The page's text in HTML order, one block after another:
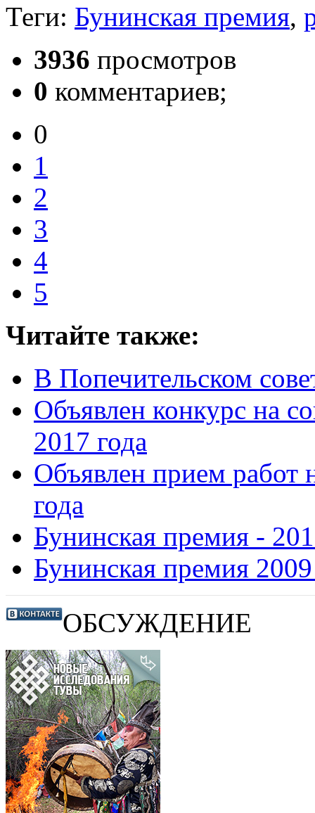
Теги: Бунинская премия,
3936 просмотров
0 комментариев;
0
1
2
3
4
5
Читайте также:
В Попечительском
Объявлен конкурс на
2017 года
Объявлен прием
года
Бунинская премия -
Бунинская премия 2009
ОБСУЖДЕНИЕ